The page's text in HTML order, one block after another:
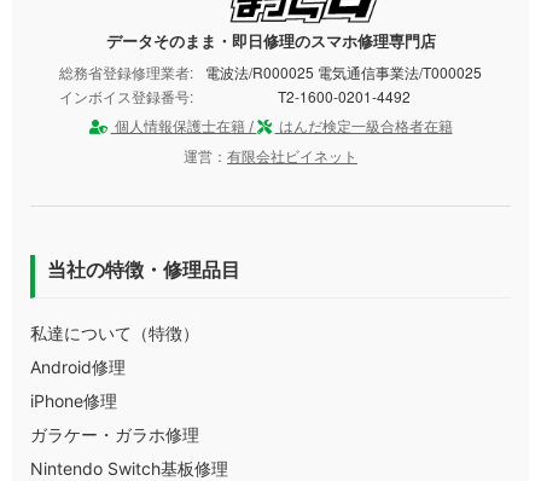
データそのまま・即日修理のスマホ修理専門店
総務省登録修理業者:
電波法/R000025 電気通信事業法/T000025
インボイス登録番号:
T2-1600-0201-4492
個人情報保護士在籍 /
はんだ検定一級合格者在籍
運営： 有限会社ビイネット
当社の特徴・修理品目
私達について（特徴）
Android修理
iPhone修理
ガラケー・ガラホ修理
Nintendo Switch基板修理